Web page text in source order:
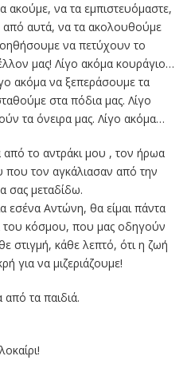
ακούμε, να τα εμπιστευόμαστε,
από αυτά, να τα ακολουθούμε
να πετύχουν το
μας! Λίγο ακόμα κουράγιο…
ακόμα να ξεπεράσουμε τα
στα πόδια μας. Λίγο
τα όνειρα μας. Λίγο ακόμα…
το αντράκι μου , τον ήρωα
που τον αγκάλιασαν από την
σας μεταδίδω.
εσένα Αντώνη, θα είμαι πάντα
του κόσμου, που μας οδηγούν
στιγμή, κάθε λεπτό, ότι η ζωή
για να μιζεριάζουμε!
τα παιδιά.